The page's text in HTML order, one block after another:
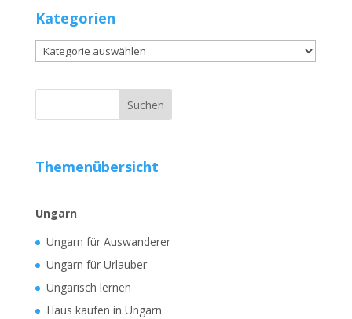
Kategorien
Kategorien
Themenübersicht
Ungarn
Ungarn für Auswanderer
Ungarn für Urlauber
Ungarisch lernen
Haus kaufen in Ungarn